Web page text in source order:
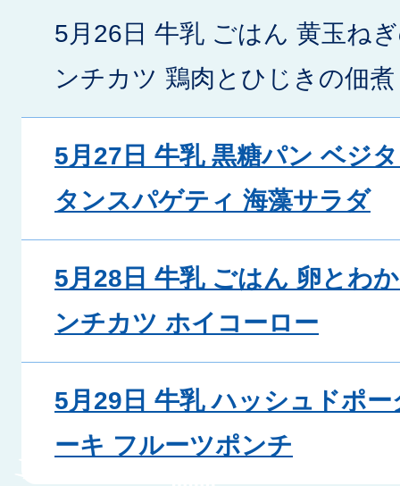
5月26日 牛乳 ごはん 黄玉ね
ンチカツ 鶏肉とひじきの佃煮
5月27日 牛乳 黒糖パン ベジ
タンスパゲティ 海藻サラダ
5月28日 牛乳 ごはん 卵とわ
ンチカツ ホイコーロー
5月29日 牛乳 ハッシュドポ
ーキ フルーツポンチ